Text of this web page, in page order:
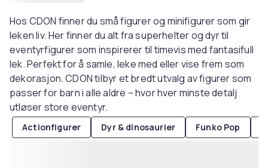
Hos CDON finner du små figurer og minifigurer som gir
leken liv. Her finner du alt fra superhelter og dyr til
eventyrfigurer som inspirerer til timevis med fantasifull
lek. Perfekt for å samle, leke med eller vise frem som
dekorasjon. CDON tilbyr et bredt utvalg av figurer som
passer for barn i alle aldre – hvor hver minste detalj
utløser store eventyr.
Actionfigurer Dyr & dinosaurier Funko Pop